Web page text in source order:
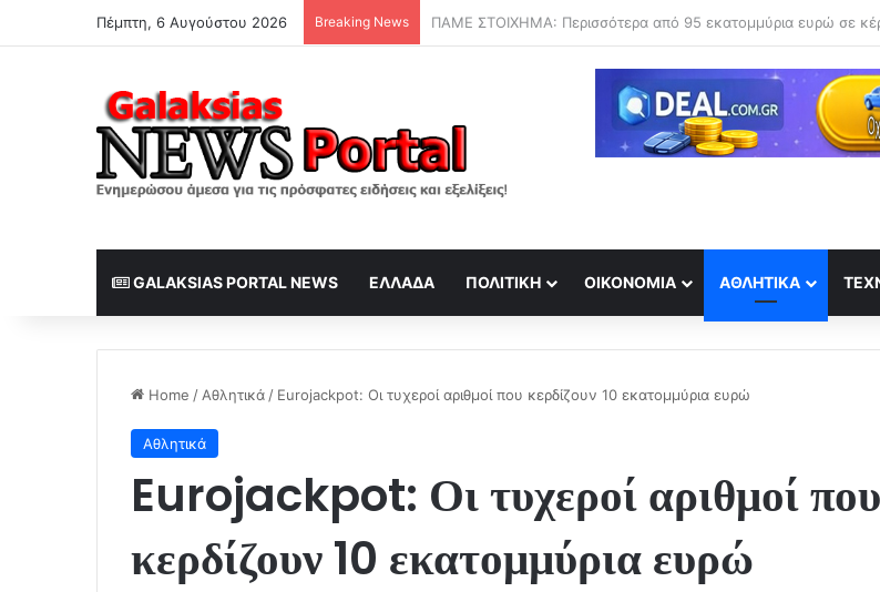
Πέμπτη, 6 Αυγούστου 2026 Breaking News ΗΠΑ: Γιατί δεν υπήρξαν ποτέ μικροί δεινόσαυροι; Ποια η ευθύνη
GALAKSIAS PORTAL NEWS ΕΛΛΆΔΑ ΠΟΛΙΤΙΚΉ ΟΙΚΟΝΟΜΊΑ ΑΘΛΗΤΙΚΆ
Home / Αθλητικά / Eurojackpot: Οι τυχεροί αριθμοί που κερδίζουν 10 εκατομμύρια ευρώ
Αθλητικά
Eurojackpot: Οι τυχεροί αριθμοί που
κερδίζουν 10 εκατομμύρια ευρώ